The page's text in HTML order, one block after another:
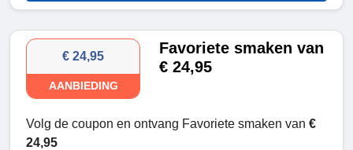
€ 24,95
AANBIEDING
Favoriete smaken van
€ 24,95
Volg de coupon en ontvang Favoriete smaken van €
24,95